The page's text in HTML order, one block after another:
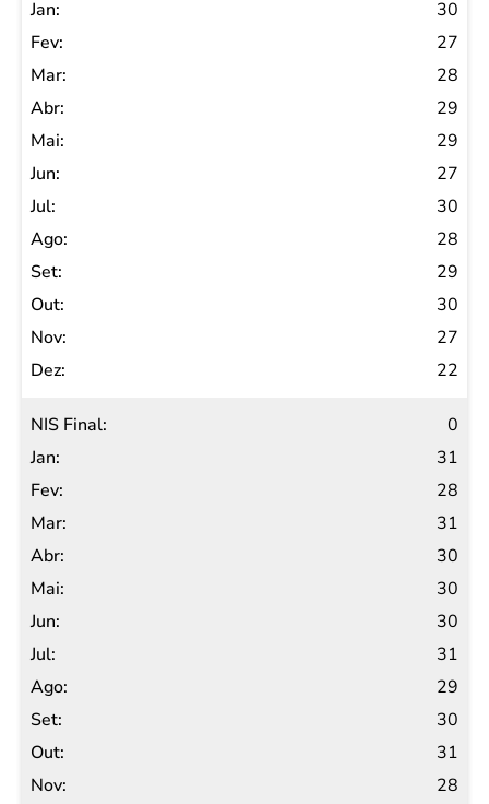
30
27
28
29
29
27
30
28
29
30
27
22
0
31
28
31
30
30
30
31
29
30
31
28